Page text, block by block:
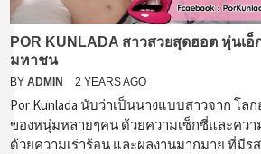
POR KUNLADA สาวสวยสุดฮอต หุ่นเ
มหาชน
BY ADMIN 2 YEARS AGO
Por Kunlada นับว่าเป็นนางแบบสาวจาก โ
ของหนุ่มหลายๆคน ด้วยความเซ็กซี่และควา
ด้วยความเร่าร้อน และผลงานมากมาย ที่มี